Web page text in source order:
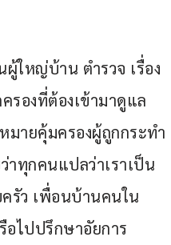
ใหญ่บ้าน ตำรวจ เรื่อง
รองที่ต้องเข้ามาดูแล
มายคุ้มครองผู้ถูกกระทำ
าทุกคนแปลว่าเราเป็น
ครัว เพื่อนบ้านคนใน
อไปปรึกษาอัยการ